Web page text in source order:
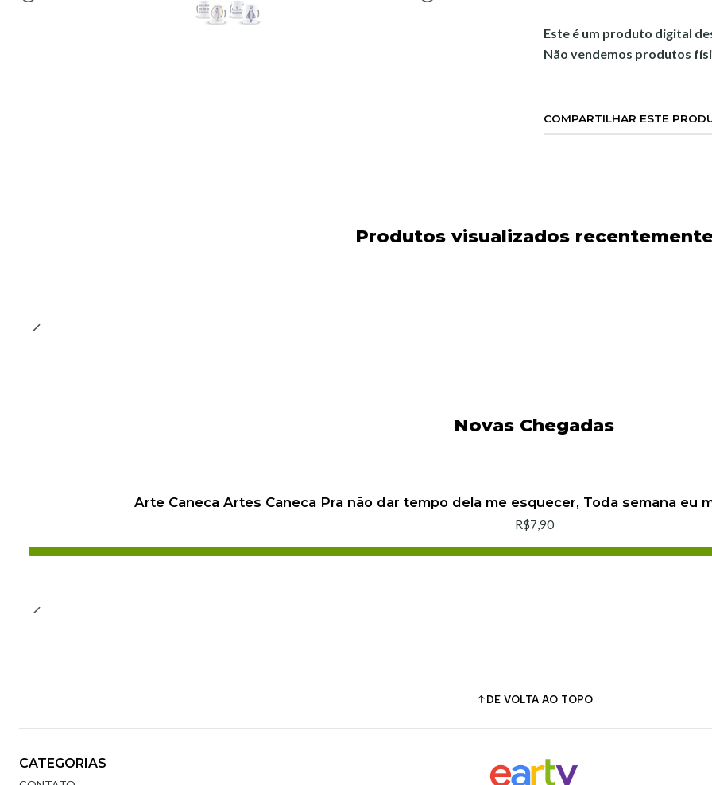
Este é um produto digital
Não vendemos produtos
COMPARTILHAR ESTE
Produtos visualizados
Novas Chegadas
Arte Caneca Artes Caneca Pra não dar tempo dela me esquecer, Toda semana eu
R$7,90
DE VOLTA AO TOPO
CATEGORIAS